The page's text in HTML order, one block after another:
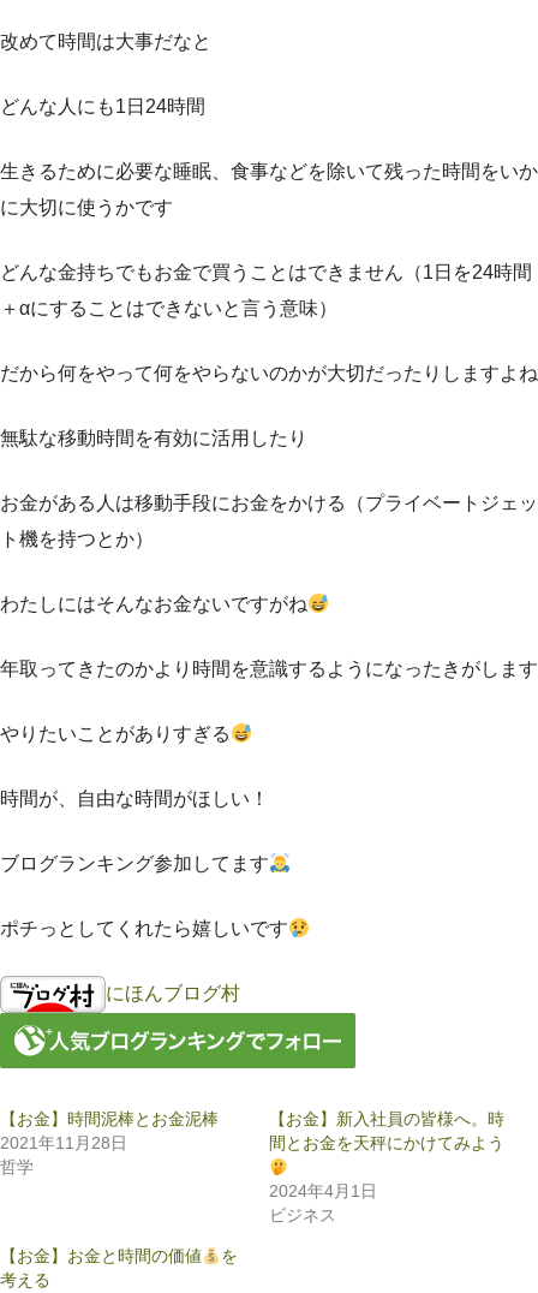
改めて時間は大事だなと
どんな人にも1日24時間
生きるために必要な睡眠、食事などを除いて残った時間をいか
に大切に使うかです
どんな金持ちでもお金で買うことはできません（1日を24時間
＋αにすることはできないと言う意味）
だから何をやって何をやらないのかが大切だったりしますよね
無駄な移動時間を有効に活用したり
お金がある人は移動手段にお金をかける（プライベートジェッ
ト機を持つとか）
わたしにはそんなお金ないですがね
年取ってきたのかより時間を意識するようになったきがします
やりたいことがありすぎる
時間が、自由な時間がほしい！
ブログランキング参加してます
ポチっとしてくれたら嬉しいです
にほんブログ村
【お金】時間泥棒とお金泥棒
2021年11月28日
哲学
【お金】新入社員の皆様へ。時
間とお金を天秤にかけてみよう
2024年4月1日
ビジネス
【お金】お金と時間の価値
を
考える